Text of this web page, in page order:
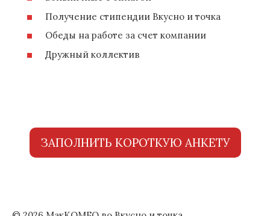
Получение стипендии Вкусно и точка
Обеды на работе за счет компании
Дружный коллектив
ЗАПОЛНИТЬ КОРОТКУЮ АНКЕТУ